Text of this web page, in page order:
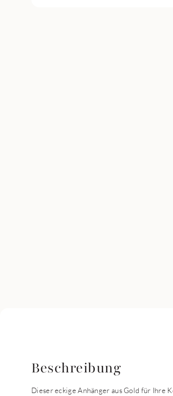
Beschreibung
Dieser eckige Anhänger aus Gold für Ihre